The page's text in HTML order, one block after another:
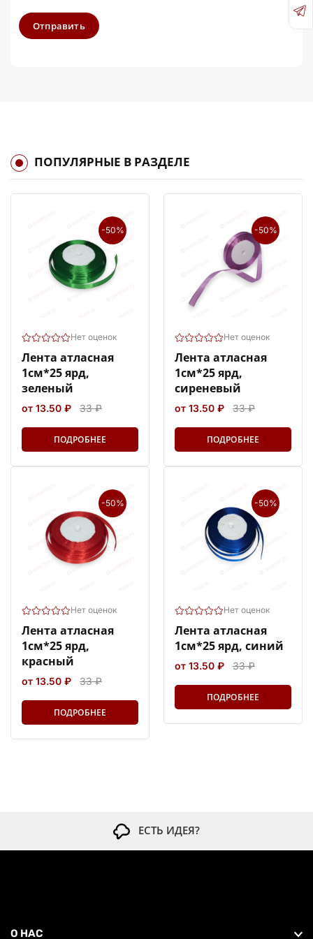
Отправить
ПОПУЛЯРНЫЕ В РАЗДЕЛЕ
-50%
Нет оценок
Лента атласная
1см*25 ярд,
зеленый
от 13.50 ₽ 33 ₽
ПОДРОБНЕЕ
-50%
Нет оценок
Лента атласная
1см*25 ярд,
сиреневый
от 13.50 ₽ 33 ₽
ПОДРОБНЕЕ
-50%
Нет оценок
Лента атласная
1см*25 ярд,
красный
от 13.50 ₽ 33 ₽
ПОДРОБНЕЕ
-50%
Нет оценок
Лента атласная
1см*25 ярд, синий
от 13.50 ₽ 33 ₽
ПОДРОБНЕЕ
ЕСТЬ ИДЕЯ?
О НАС